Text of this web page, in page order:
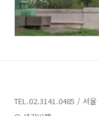
TEL.02.3141.0485 / 서울